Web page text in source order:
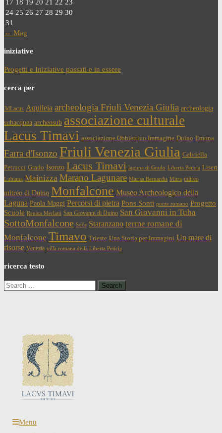
17 18 19 20 21 22 23
24 25 26 27 28 29 30
31
← Mag
iniziative
Progetti e Iniziative passati e in essere
cerca per
3dLacus Aquileia archeologia Friuli Venezia Giulia archeologia
subacquea archeosub associazione culturale
Lacus Timavi associazione Obbiettivo Immagine Duino Emona
Farra d'Isonzo Friuli Venezia Giulia Gabriella
Petrucci Grado Isonzo Lacus Timavi laguna di Grado Liberta Peticia Lisert
Lubiana Mainizza Marano Lagunare Marisa Bernardis Mitra mitreo
mitreo di Duino Monfalcone Museo Archeologico della
Laguna Paola Maggi Percorsi di pietra Pons Sonti ponte romano Progetto
Scuole Renata Merlatti San Giovanni di Duino San Giovanni in Tuba
SottoMonfalcone Soča Staranzano terme romane di
Monfalcone Timavo Trieste Una Storia per Immagini Un mare di
risorse Venezia villa romana della Liberta Peticia
ricerca testo
Search
for:
Menu